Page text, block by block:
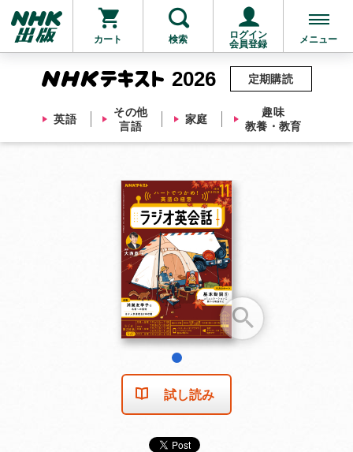
カート 検索
ログイン
会員登録
メニュー
2026
英語
その他
言語
家庭
趣味
教養・教育
定期購読
他にも商品を買う
試し読み